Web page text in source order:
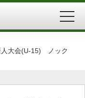
人大会(U-15) ノック